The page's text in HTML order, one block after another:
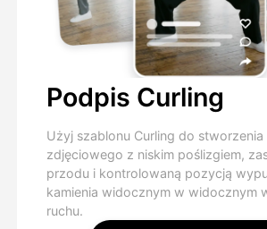
Podpis Curling
Użyj szablonu Curling do stworzenia
zdjęciowego z niskim poślizgiem,
przodu i kontrolowaną pozycją
kamienia widocznym w widocznym
ruchu.